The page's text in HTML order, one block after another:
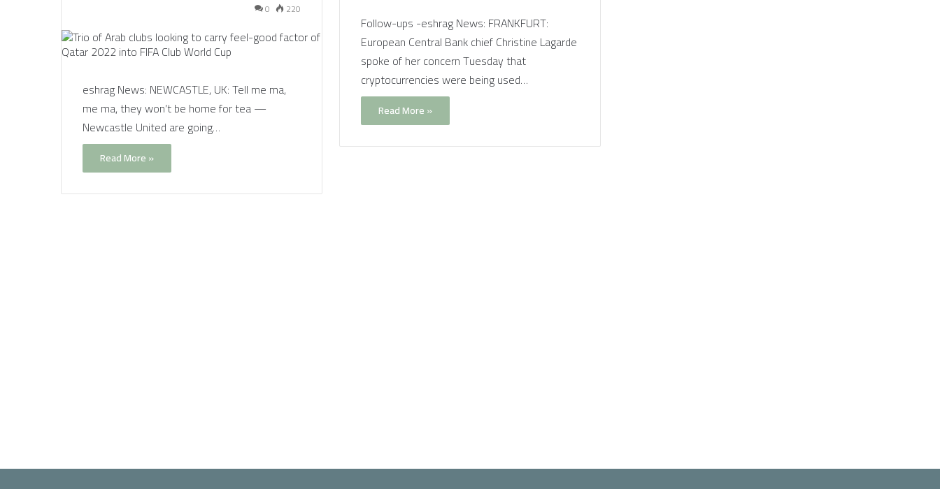
0 220
eshrag News: NEWCASTLE, UK: Tell me ma,
me ma, they won’t be home for tea —
Newcastle United are going…
Read More »
Follow-ups -eshrag News: FRANKFURT:
European Central Bank chief Christine Lagarde
spoke of her concern Tuesday that
cryptocurrencies were being used…
Read More »